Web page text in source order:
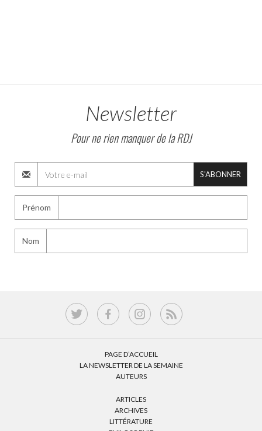
Newsletter
Pour ne rien manquer de la RDJ
S'ABONNER
Prénom
Nom
PAGE D’ACCUEIL
LA NEWSLETTER DE LA SEMAINE
AUTEURS
ARTICLES
ARCHIVES
LITTÉRATURE